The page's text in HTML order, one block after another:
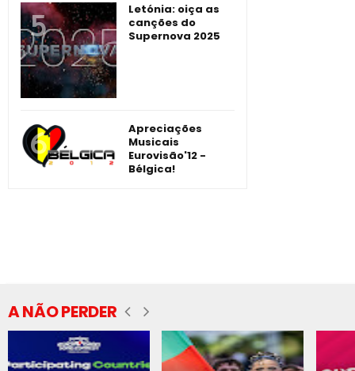
Letónia: oiça as
canções do
Supernova 2025
Apreciações
Musicais
Eurovisão'12 -
Bélgica!
A NÃO PERDER